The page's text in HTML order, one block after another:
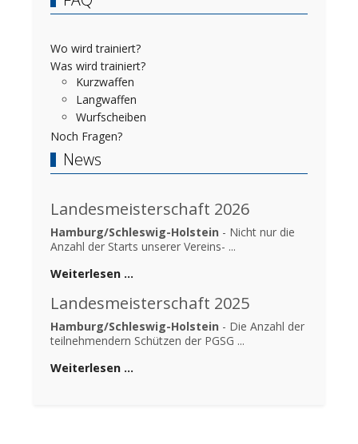
Wo wird trainiert?
Was wird trainiert?
Kurzwaffen
Langwaffen
Wurfscheiben
Noch Fragen?
News
Landesmeisterschaft 2026
Hamburg/Schleswig-Holstein - Nicht nur die
Anzahl der Starts unserer Vereins- ...
Weiterlesen …
Landesmeisterschaft 2025
Hamburg/Schleswig-Holstein - Die Anzahl der
teilnehmendern Schützen der PGSG ...
Weiterlesen …